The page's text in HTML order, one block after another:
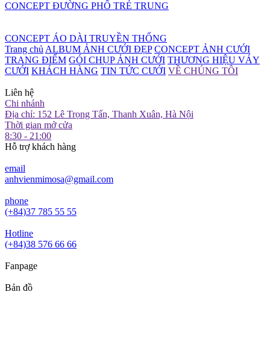
CONCEPT ĐƯỜNG PHỐ TRẺ TRUNG
CONCEPT ÁO DÀI TRUYỀN THỐNG
Trang chủ ALBUM ẢNH CƯỚI ĐẸP CONCEPT ẢNH CƯỚI
TRANG ĐIỂM GÓI CHỤP ẢNH CƯỚI THƯƠNG HIỆU VÁY
CƯỚI KHÁCH HÀNG TIN TỨC CƯỚI VỀ CHÚNG TÔI
Liên hệ
Chi nhánh
Địa chỉ: 152 Lê Trọng Tấn, Thanh Xuân, Hà Nội
Thời gian mở cửa
8:30 - 21:00
Hỗ trợ khách hàng
email
anhvienmimosa@gmail.com
phone
(+84)37 785 55 55
Hotline
(+84)38 576 66 66
Fanpage
Bản đồ